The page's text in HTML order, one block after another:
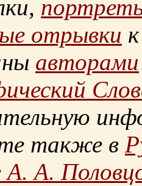
отрывки
авторами
также в
А. А.